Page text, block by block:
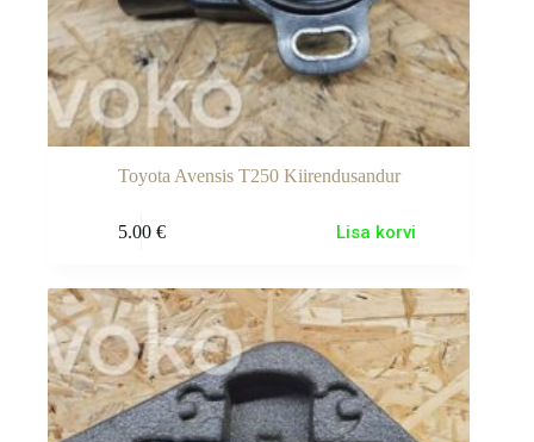
Toyota Avensis T250 Kiirendusandur
5.00 € Lisa korvi